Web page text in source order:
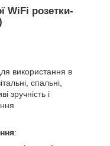
WiFi розетки-
використання в
спальні,
зручність і
: